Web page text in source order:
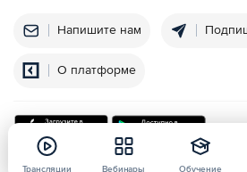
Трансляции Вебинары Обучение
Напишите нам
О платформе